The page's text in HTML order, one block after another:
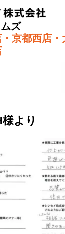
ズ
京都西店・
声»福知山市
より